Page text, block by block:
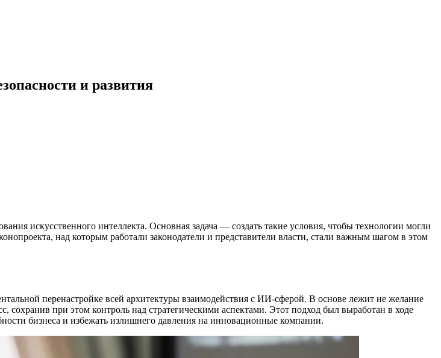
и развития
искусственного интеллекта. Основная задача — создать такие условия, чтобы технологии могли
над которым работали законодатели и представители власти, стали важным шагом в этом
перенастройке всей архитектуры взаимодействия с ИИ-сферой. В основе лежит не желание
сохранив при этом контроль над стратегическими аспектами. Этот подход был выработан в ходе
бизнеса и избежать излишнего давления на инновационные компании.